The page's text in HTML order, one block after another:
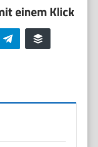
Telegram Buffer